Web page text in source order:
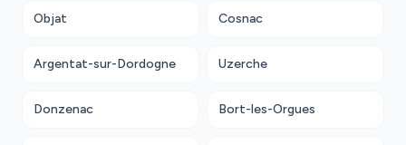
Objat Cosnac
Argentat-sur-Dordogne Uzerche
Donzenac Bort-les-Orgues